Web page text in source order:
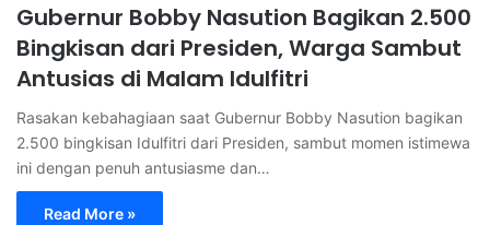
Gubernur Bobby Nasution Bagikan 2.500
Bingkisan dari Presiden, Warga Sambut
Antusias di Malam Idulfitri
Rasakan kebahagiaan saat Gubernur Bobby Nasution bagikan
2.500 bingkisan Idulfitri dari Presiden, sambut momen istimewa
ini dengan penuh antusiasme dan…
Read More »